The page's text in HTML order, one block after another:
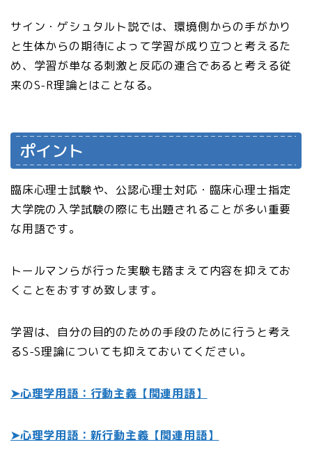
サイン・ゲシュタルト説では、環境側からの手がかり
と生体からの期待によって学習が成り立つと考えるた
め、学習が単なる刺激と反応の連合であると考える従
来のS-R理論とはことなる。
ポイント
臨床心理士試験や、公認心理士対応・臨床心理士指定
大学院の入学試験の際にも出題されることが多い重要
な用語です。
トールマンらが行った実験も踏まえて内容を抑えてお
くことをおすすめ致します。
学習は、自分の目的のための手段のために行うと考え
るS-S理論についても抑えておいてください。
➤心理学用語：行動主義【関連用語】
➤心理学用語：新行動主義【関連用語】